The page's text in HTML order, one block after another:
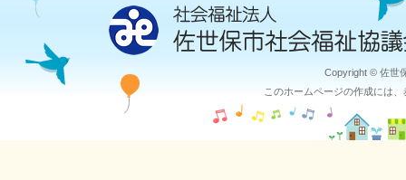
Copyright © 佐世
このホームページの作成には